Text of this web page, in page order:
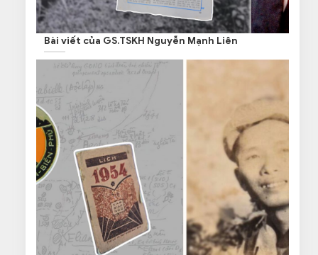
Bài viết của GS.TSKH Nguyễn Mạnh Liên